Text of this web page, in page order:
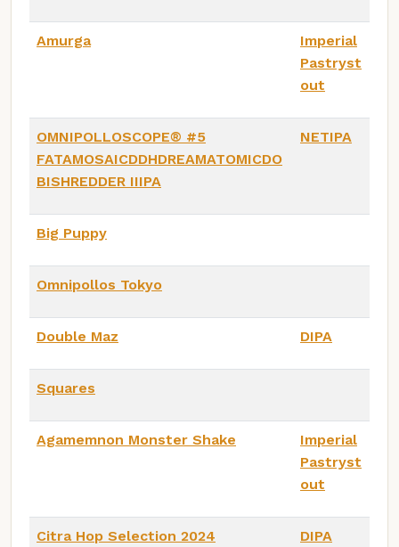
Amurga
Imperial
Pastryst
out
OMNIPOLLOSCOPE®️ #5
FATAMOSAICDDHDREAMATOMICDO
BISHREDDER IIIPA
NETIPA
Big Puppy
Omnipollos Tokyo
Double Maz DIPA
Squares
Agamemnon Monster Shake
Imperial
Pastryst
out
Citra Hop Selection 2024 DIPA